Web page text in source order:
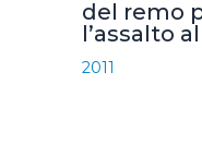
del remo
l’assalto
2011